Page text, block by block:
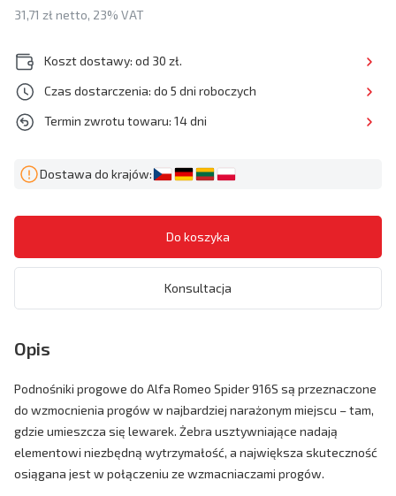
31,71 zł netto, 23% VAT
Koszt dostawy: od 30 zł.
Czas dostarczenia: do 5 dni roboczych
Termin zwrotu towaru: 14 dni
Dostawa do krajów:
Konsultacja
Opis
Podnośniki progowe do Alfa Romeo Spider 916S są przeznaczone
do wzmocnienia progów w najbardziej narażonym miejscu – tam,
gdzie umieszcza się lewarek. Żebra usztywniające nadają
elementowi niezbędną wytrzymałość, a największa skuteczność
osiągana jest w połączeniu ze wzmacniaczami progów.